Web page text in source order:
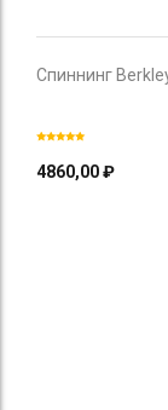
Спиннинг
4860,00₽